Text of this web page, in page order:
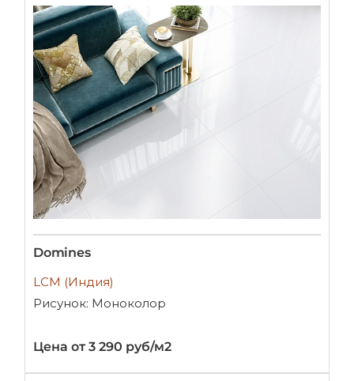
Domines
LCM (Индия)
Рисунок: Моноколор
Цена от 3 290 руб/м2